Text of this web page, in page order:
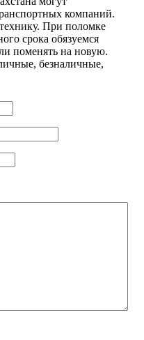
компаний.
При поломке
срока обязуемся
поменять на новую.
безналичные,